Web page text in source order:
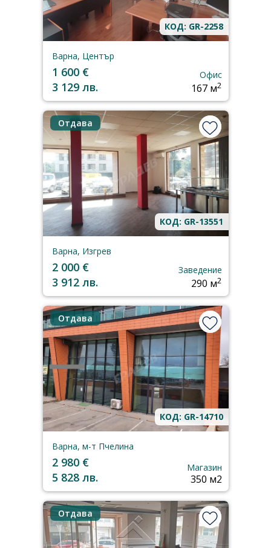
КОД: GR-2258
Варна, Център
1 600 €
3 129 лв.
Офис
167 м2
Отдава
КОД: GR-13551
Варна, Изгрев
2 000 €
3 912 лв.
Заведение
290 м2
Отдава
КОД: GR-14710
Варна, м-т Пчелина
2 980 €
5 828 лв.
Магазин
350 м2
Отдава